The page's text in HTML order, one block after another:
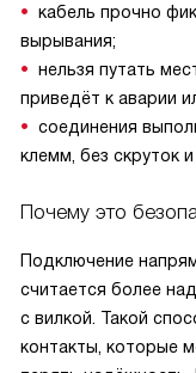
кабель прочно
вырывания;
нельзя путать
приведёт к аварии
соединения
клемм, без скруток
Почему это
Подключение
считается более
с вилкой. Такой
контакты, которые